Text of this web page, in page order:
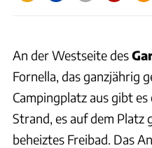
An der Westseite des
Fornella, das ganzjährig
Campingplatz aus gibt
Strand, es auf dem Platz
beheiztes Freibad. Das